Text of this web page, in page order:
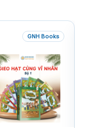
GNH Books